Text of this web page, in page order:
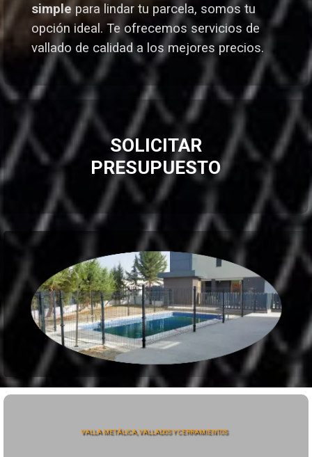
simple para lindar tu parcela, somos tu
opción ideal. Te ofrecemos servicios de
vallado de calidad a los mejores precios.
SOLICITAR
PRESUPUESTO
VALLA METÁLICA, VALLADOS Y CERRAMIENTOS